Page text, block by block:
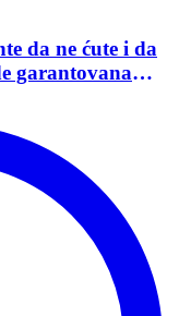
da ne ćute i da
garantovana